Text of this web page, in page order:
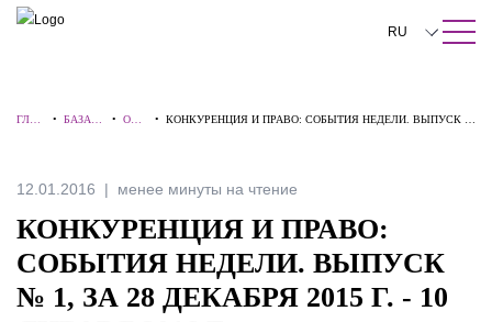
ПОИСК ПО САЙТУ Закрыть
RU
中文
Italiano
Español
ГЛАВ
• БАЗА
•ОБЗ
• КОНКУРЕНЦИЯ И ПРАВО: СОБЫТИЯ НЕДЕЛИ. ВЫПУСК №
12.01.2016 менее минуты на чтение
КОНКУРЕНЦИЯ И ПРАВО:
СОБЫТИЯ НЕДЕЛИ. ВЫПУСК
№ 1, ЗА 28 ДЕКАБРЯ 2015 Г. - 10